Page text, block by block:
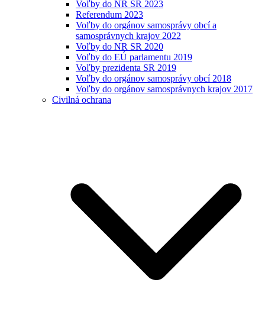
Voľby do NR SR 2023
Referendum 2023
Voľby do orgánov samosprávy obcí a
samosprávnych krajov 2022
Voľby do NR SR 2020
Voľby do EÚ parlamentu 2019
Voľby prezidenta SR 2019
Voľby do orgánov samosprávy obcí 2018
Voľby do orgánov samosprávnych krajov 2017
Civilná ochrana